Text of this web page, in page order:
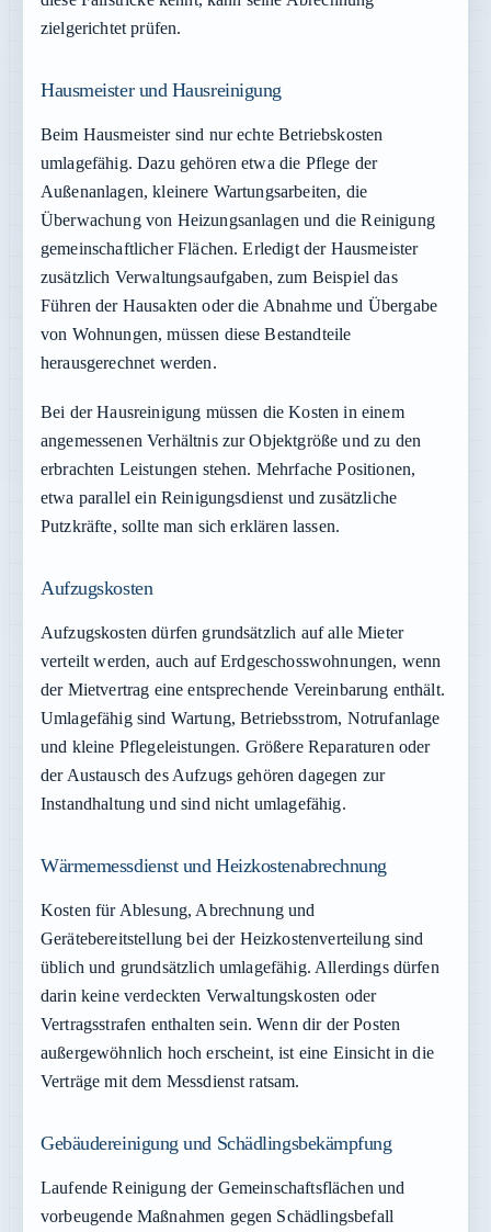
zielgerichtet prüfen.
Hausmeister und Hausreinigung
Beim Hausmeister sind nur echte Betriebskosten
umlagefähig. Dazu gehören etwa die Pflege der
Außenanlagen, kleinere Wartungsarbeiten, die
Überwachung von Heizungsanlagen und die Reinigung
gemeinschaftlicher Flächen. Erledigt der Hausmeister
zusätzlich Verwaltungsaufgaben, zum Beispiel das
Führen der Hausakten oder die Abnahme und Übergabe
von Wohnungen, müssen diese Bestandteile
herausgerechnet werden.
Bei der Hausreinigung müssen die Kosten in einem
angemessenen Verhältnis zur Objektgröße und zu den
erbrachten Leistungen stehen. Mehrfache Positionen,
etwa parallel ein Reinigungsdienst und zusätzliche
Putzkräfte, sollte man sich erklären lassen.
Aufzugskosten
Aufzugskosten dürfen grundsätzlich auf alle Mieter
verteilt werden, auch auf Erdgeschosswohnungen, wenn
der Mietvertrag eine entsprechende Vereinbarung enthält.
Umlagefähig sind Wartung, Betriebsstrom, Notrufanlage
und kleine Pflegeleistungen. Größere Reparaturen oder
der Austausch des Aufzugs gehören dagegen zur
Instandhaltung und sind nicht umlagefähig.
Wärmemessdienst und Heizkostenabrechnung
Kosten für Ablesung, Abrechnung und
Gerätebereitstellung bei der Heizkostenverteilung sind
üblich und grundsätzlich umlagefähig. Allerdings dürfen
darin keine verdeckten Verwaltungskosten oder
Vertragsstrafen enthalten sein. Wenn dir der Posten
außergewöhnlich hoch erscheint, ist eine Einsicht in die
Verträge mit dem Messdienst ratsam.
Gebäudereinigung und Schädlingsbekämpfung
Laufende Reinigung der Gemeinschaftsflächen und
vorbeugende Maßnahmen gegen Schädlingsbefall